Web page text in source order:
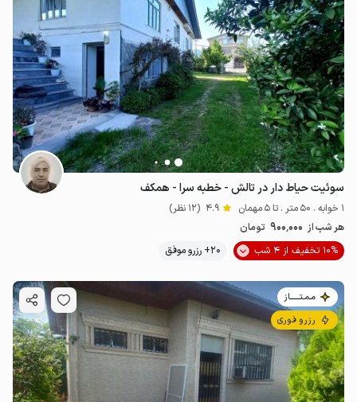
سوئیت حیاط دار در تالش - خطبه سرا - همکف
1 خوابه . 50 متر . تا 5 مهمان 4.9 (12 نظر)
هر شب از 900٬000 تومان
10% تخفیف از 4 شب
20+ رزرو موفق
مـمـتــــــاز
رزرو فوری